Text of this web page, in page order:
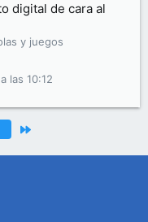
digital de cara al
y juegos
las 10:12